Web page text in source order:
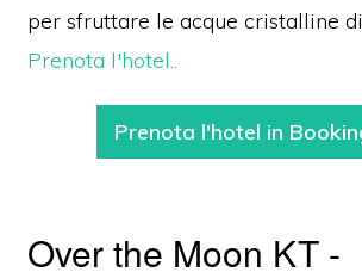
per sfruttare le acque cristalline
Prenota l'hotel..
Prenota l'hotel in
Over the Moon KT -